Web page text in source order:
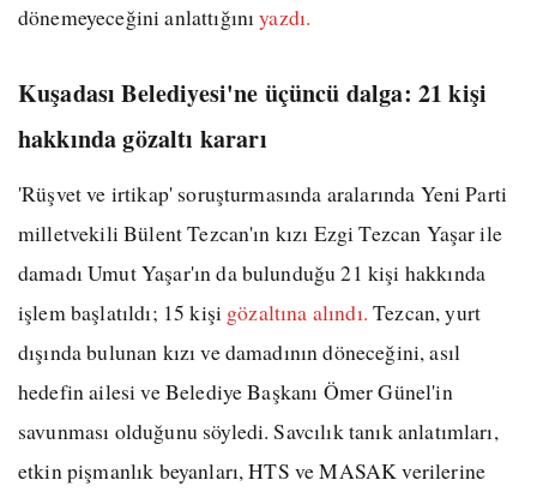
dönemeyeceğini anlattığınıyazdı.
Kuşadası Belediyesi'ne üçüncü dalga: 21 kişi
hakkında gözaltı kararı
'Rüşvet ve irtikap' soruşturmasında aralarında Yeni Parti
milletvekili Bülent Tezcan'ın kızı Ezgi Tezcan Yaşar ile
damadı Umut Yaşar'ın da bulunduğu 21 kişi hakkında
işlem başlatıldı; 15 kişi gözaltına alındı. Tezcan, yurt
dışında bulunan kızı ve damadının döneceğini, asıl
hedefin ailesi ve Belediye Başkanı Ömer Günel'in
savunması olduğunu söyledi. Savcılık tanık anlatımları,
etkin pişmanlık beyanları, HTS ve MASAK verilerine